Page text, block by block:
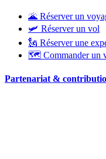
🌋 Réserver un
🛩 Réserver un vol
🗽 Réserver une
🗺 Commander un
Partenariat &